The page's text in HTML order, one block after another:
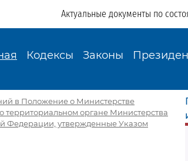
Актуальные документы по
Кодексы Законы
в Положение о Министерстве
органе Министерства
Федерации, утвержденные Указом